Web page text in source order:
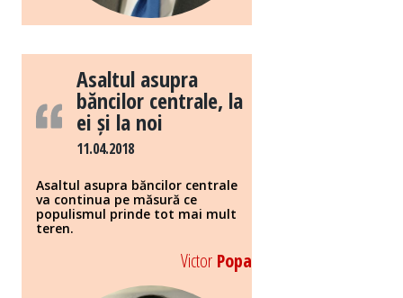
Asaltul asupra
băncilor centrale, la
ei și la noi
11.04.2018
Asaltul asupra băncilor centrale
va continua pe măsură ce
populismul prinde tot mai mult
teren.
Victor Popa